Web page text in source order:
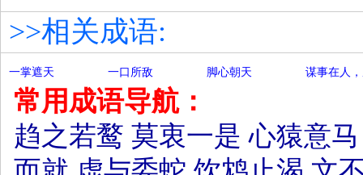
>>相关成语:
一掌遮天 一口所敌 脚心朝天 谋事在人
常用成语导航：
趋之若鹜 莫衷一是 心猿意马